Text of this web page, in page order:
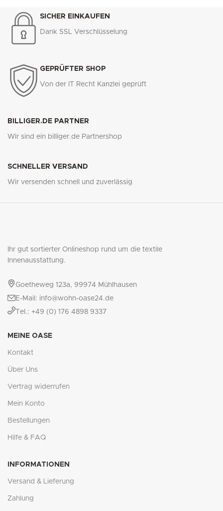
SICHER EINKAUFEN
Dank SSL Verschlüsselung
GEPRÜFTER SHOP
Von der IT Recht Kanzlei geprüft
BILLIGER.DE PARTNER
Wir sind ein billiger.de Partnershop
SCHNELLER VERSAND
Wir versenden schnell und zuverlässig
Ihr gut sortierter Onlineshop rund um die textile
Innenausstattung.
Goetheweg 123a, 99974 Mühlhausen
E-Mail: info@wohn-oase24.de
Tel.: +49 (0) 176 4898 9337
MEINE OASE
Kontakt
Über Uns
Vertrag widerrufen
Mein Konto
Bestellungen
Hilfe & FAQ
INFORMATIONEN
Versand & Lieferung
Zahlung